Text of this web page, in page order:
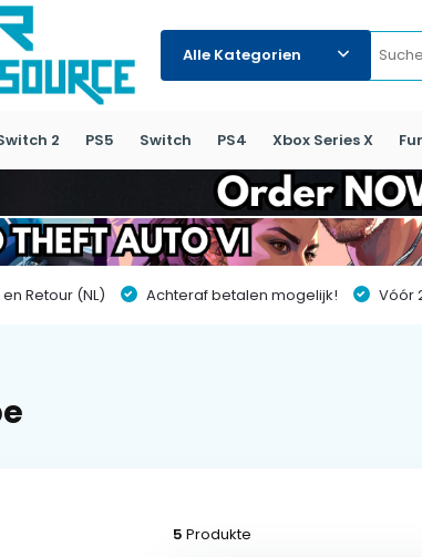
Alle Kategorien
2 PS5 Switch PS4 Xbox Series X
Retour (NL) Achteraf betalen mogelijk! Vóór
5 Produkte